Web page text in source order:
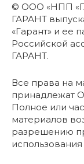
© ООО «НПП
ГАРАНТ
«Гарант» и ее
Российской
ГАРАНТ.
Все права на
принадлежат
Полное или
материалов
разрешению
использования